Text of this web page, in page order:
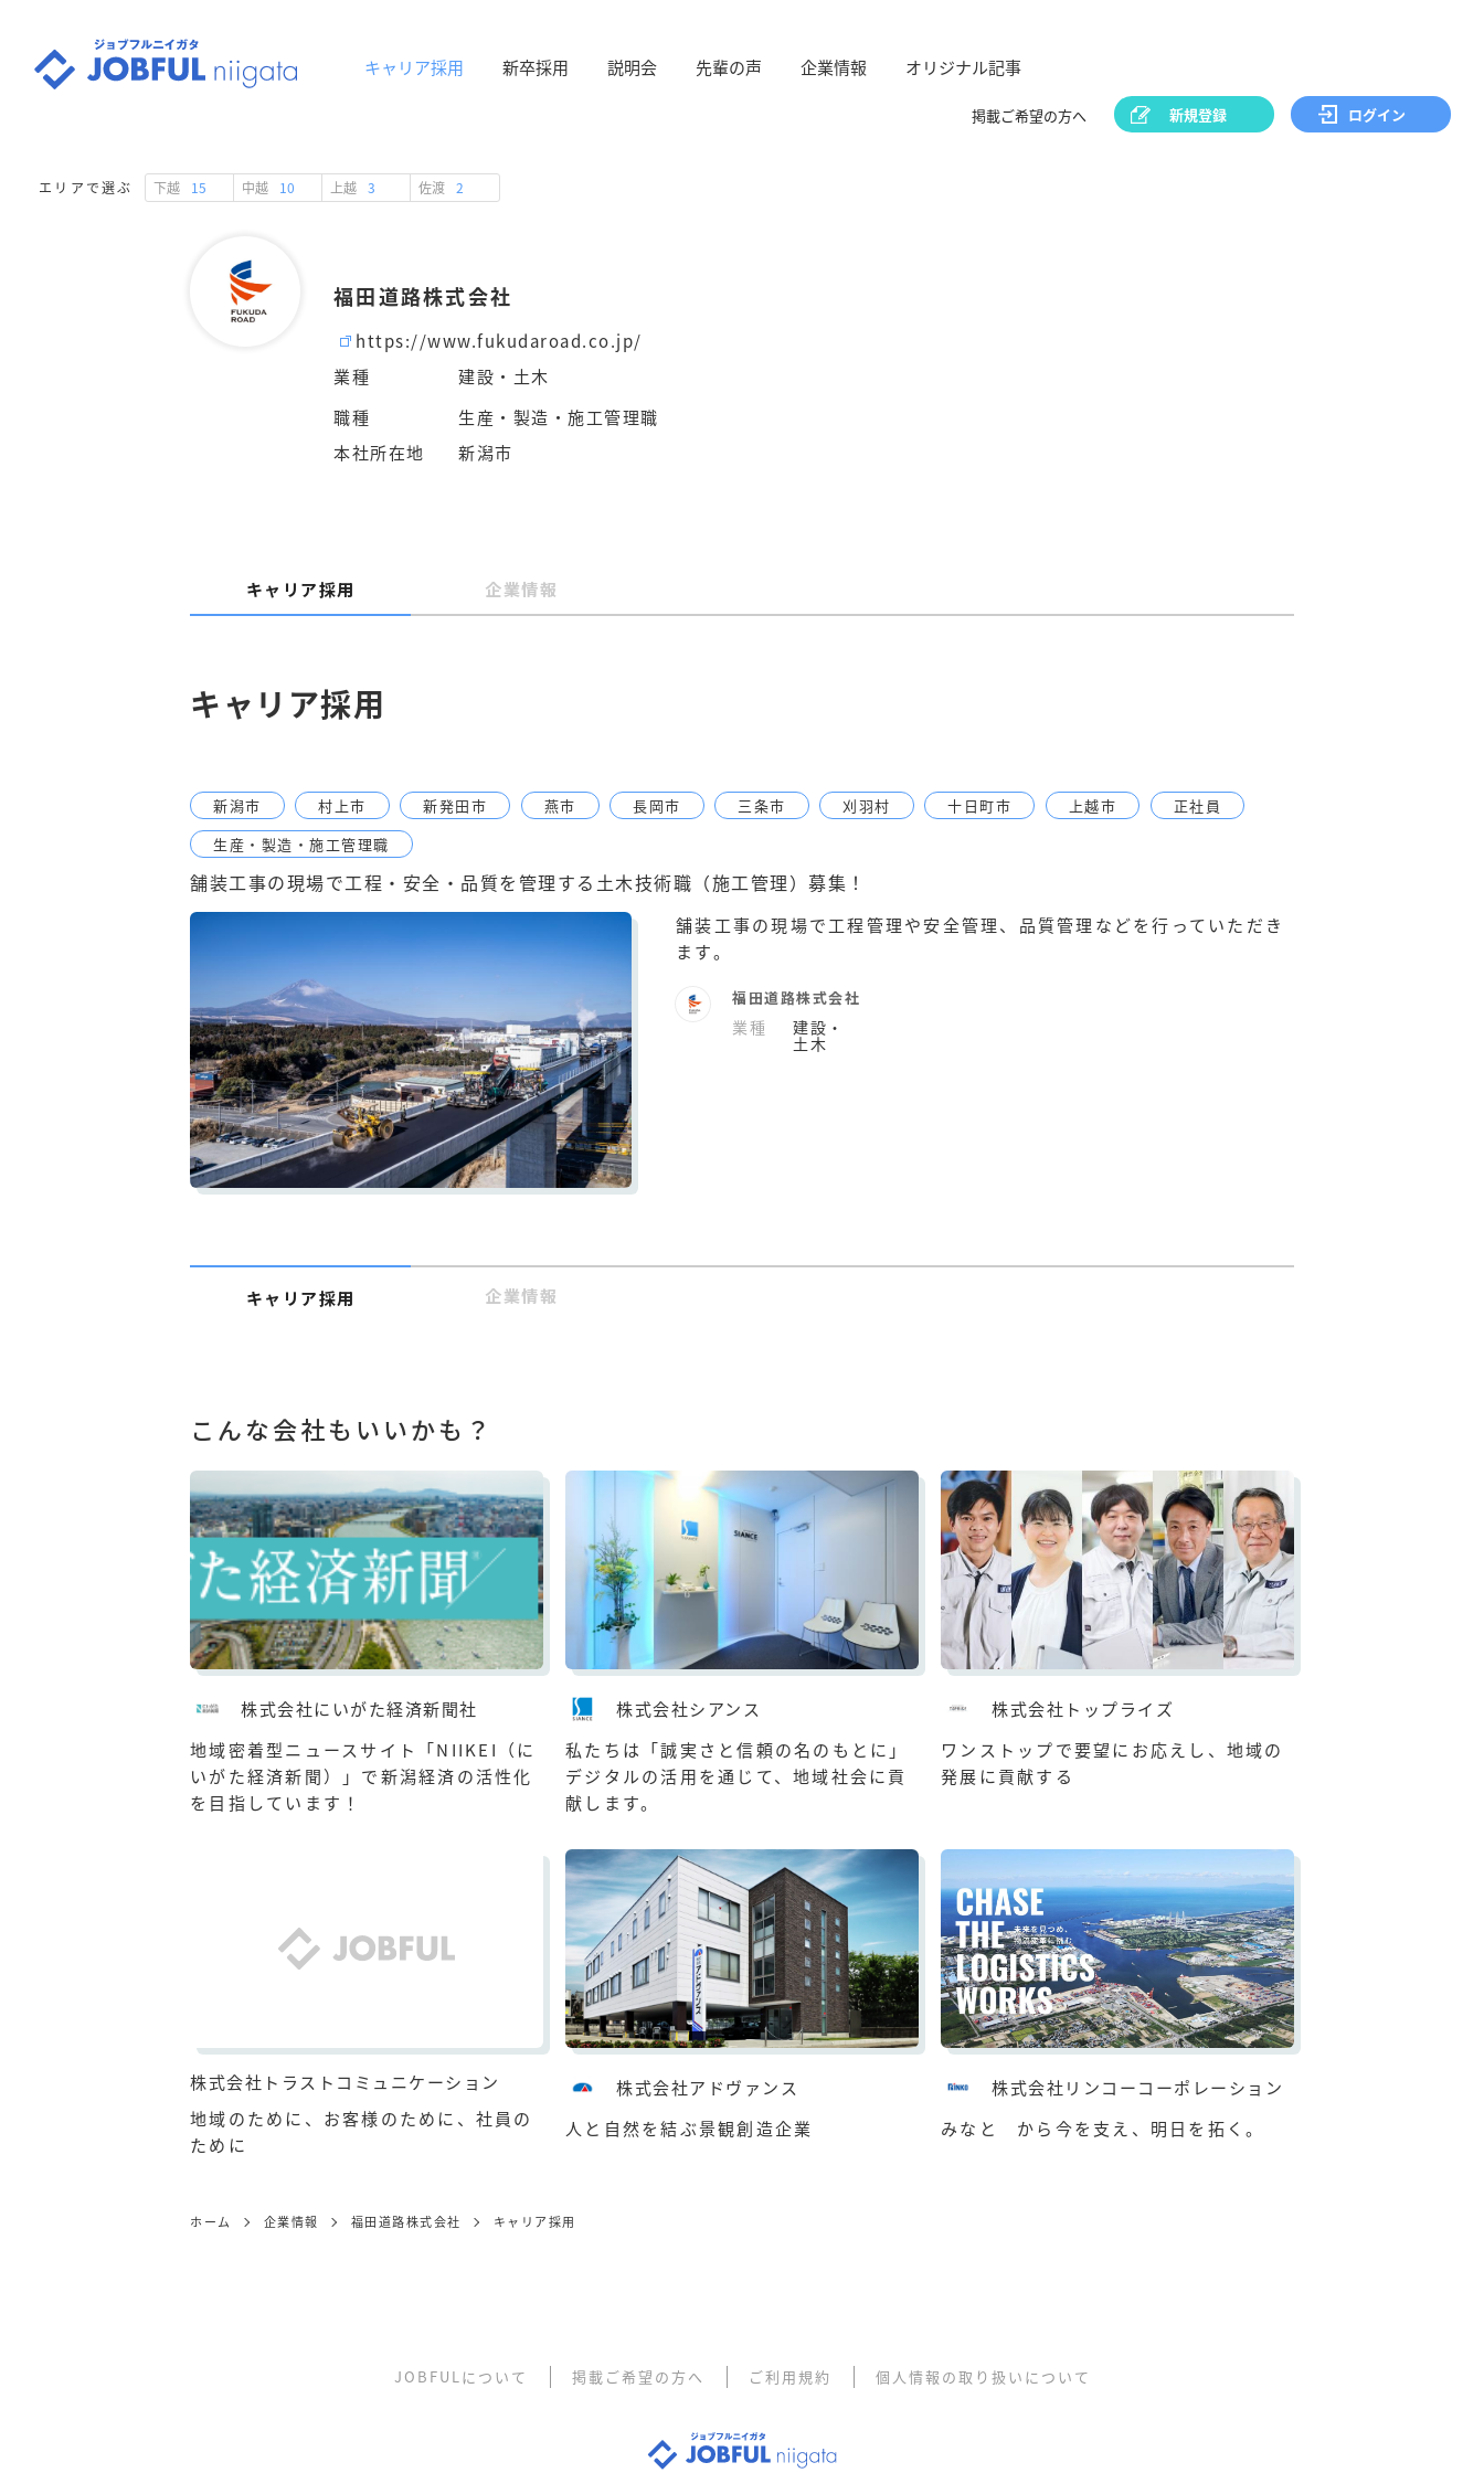
キャリア採用 新卒採用 説明会 先輩の声 企業情報 オリジナル記事
掲載ご希望の方へ 新規登録 ログイン
エリアで選ぶ 下越 15 中越 10 上越 3 佐渡 2
福田道路株式会社
https://www.fukudaroad.co.jp/
業種
建設・土木
職種
生産・製造・施工管理職
本社所在地
新潟市
キャリア採用 企業情報
キャリア採用
新潟市 村上市 新発田市 燕市 長岡市 三条市 刈羽村 十日町市 上越市
正社員
生産・製造・施工管理職
舗装工事の現場で工程・安全・品質を管理する土木技術職（施工管理）募集！
舗装工事の現場で工程管理や安全管理、品質管理などを行っていただき
ます。
福田道路株式会社
業種 建設・
土木
キャリア採用 企業情報
こんな会社もいいかも？
株式会社にいがた経済新聞社
地域密着型ニュースサイト「NIIKEI（に
いがた経済新聞）」で新潟経済の活性化
を目指しています！
株式会社シアンス
私たちは「誠実さと信頼の名のもとに」
デジタルの活用を通じて、地域社会に貢
献します。
株式会社トップライズ
ワンストップで要望にお応えし、地域の
発展に貢献する
株式会社トラストコミュニケーション
地域のために、お客様のために、社員の
ために
株式会社アドヴァンス
人と自然を結ぶ景観創造企業
株式会社リンコーコーポレーション
みなと から今を支え、明日を拓く。
ホーム 企業情報 福田道路株式会社 キャリア採用
JOBFULについて 掲載ご希望の方へ ご利用規約 個人情報の取り扱いについて